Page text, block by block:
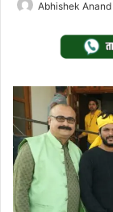
Abhishek Anand